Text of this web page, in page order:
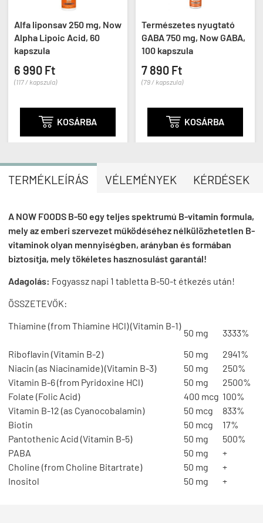
Alfa liponsav 250 mg, Now
Alpha Lipoic Acid, 60
kapszula
6 990 Ft
(117 / kapszula)
 KOSÁRBA
Természetes nyugtató
GABA 750 mg, Now GABA,
100 kapszula
7 890 Ft
(79 / kapszula)
 KOSÁRBA
TERMÉKLEÍRÁS VÉLEMÉNYEK KÉRDÉSEK
A NOW FOODS B-50 egy teljes spektrumú B-vitamin formula,
mely az emberi szervezet működéséhez nélkülözhetetlen B-
vitaminok olyan mennyiségben, arányban és formában
biztosítja, mely tökéletes hasznosulást garantál!
Adagolás: Fogyassz napi 1 tabletta B-50-t étkezés után!
ÖSSZETEVŐK:
Thiamine (from Thiamine HCl) (Vitamin B-1)
50 mg
3333%
Riboflavin (Vitamin B-2)
50 mg
2941%
Niacin (as Niacinamide) (Vitamin B-3)
50 mg
250%
Vitamin B-6 (from Pyridoxine HCl)
50 mg
2500%
Folate (Folic Acid)
400 mcg 100%
Vitamin B-12 (as Cyanocobalamin)
50 mcg
833%
Biotin
50 mcg
17%
Pantothenic Acid (Vitamin B-5)
50 mg
500%
PABA
50 mg
+
Choline (from Choline Bitartrate)
50 mg
+
Inositol
50 mg +